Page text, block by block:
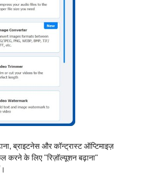
ब्राइटनेस और कॉन्ट्रास्ट ऑप्टिमाइज़
करने के लिए "रिज़ॉल्यूशन बढ़ाना"